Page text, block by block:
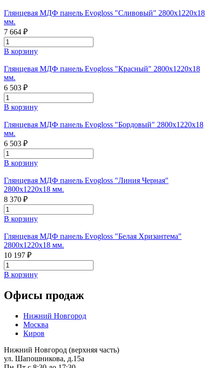
Глянцевая МДФ панель Evogloss "Сливовый" 2800х1220х18
мм.
7 664 ₽
В корзину
Глянцевая МДФ панель Evogloss "Красный" 2800х1220х18
мм.
6 503 ₽
В корзину
Глянцевая МДФ панель Evogloss "Бордовый" 2800х1220х18
мм.
6 503 ₽
В корзину
Глянцевая МДФ панель Evogloss "Линия Черная"
2800х1220х18 мм.
8 370 ₽
В корзину
Глянцевая МДФ панель Evogloss "Белая Хризантема"
2800х1220х18 мм.
10 197 ₽
В корзину
Офисы продаж
Нижний Новгород
Москва
Киров
Нижний Новгород (верхняя часть)
ул. Шапошникова, д.15а